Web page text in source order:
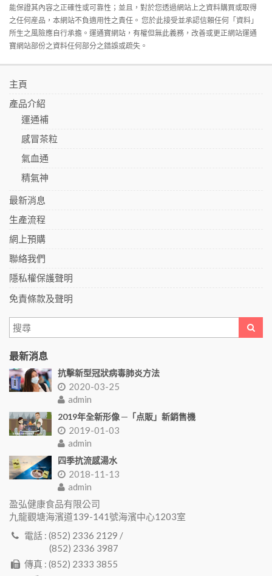
能保證其內容之正確性或可靠性；並且，對於您透過網站上之資料購買或取得
之任何産品，本網站不負適用性之責任。 您於此接受並承認信賴任何「資料」
所生之風險應自行承擔。運通寶網站，有權但無此義務，改善或更正網站運通
寶網站部份之資料任何部分之錯誤或疏失。
主頁
產品介紹
運通補
感冒茶粒
氣血通
精氣神
最新消息
生產流程
網上預購
聯絡我們
隱私權保護聲明
免責條款及聲明
最新消息
抗擊新型冠狀病毒肺炎方法
2020-03-25
admin
2019年全新形像 ─「点販」新銷售機
2019-01-03
admin
四季抗流感湯水
2018-11-13
admin
盈弘健康食品有限公司
九龍觀塘海濱道139-141號海濱中心1203室
電話 : (852) 2336 2129 /
(852) 2336 3987
傳真 : (852) 2333 3855